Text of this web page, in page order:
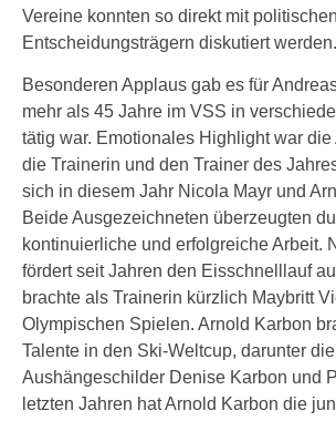
Vereine konnten so direkt mit politischen
Entscheidungsträgern diskutiert werden.
Besonderen Applaus gab es für
mehr als 45 Jahre im VSS in
tätig war. Emotionales Highlight war
die Trainerin und den Trainer des
sich in diesem Jahr Nicola Mayr und
Beide Ausgezeichneten überzeugten
kontinuierliche und erfolgreiche Arbeit.
fördert seit Jahren den Eisschnelllauf
brachte als Trainerin kürzlich Maybritt
Olympischen Spielen. Arnold Karbon
Talente in den Ski-Weltcup, darunter die
Aushängeschilder Denise Karbon und
letzten Jahren hat Arnold Karbon die